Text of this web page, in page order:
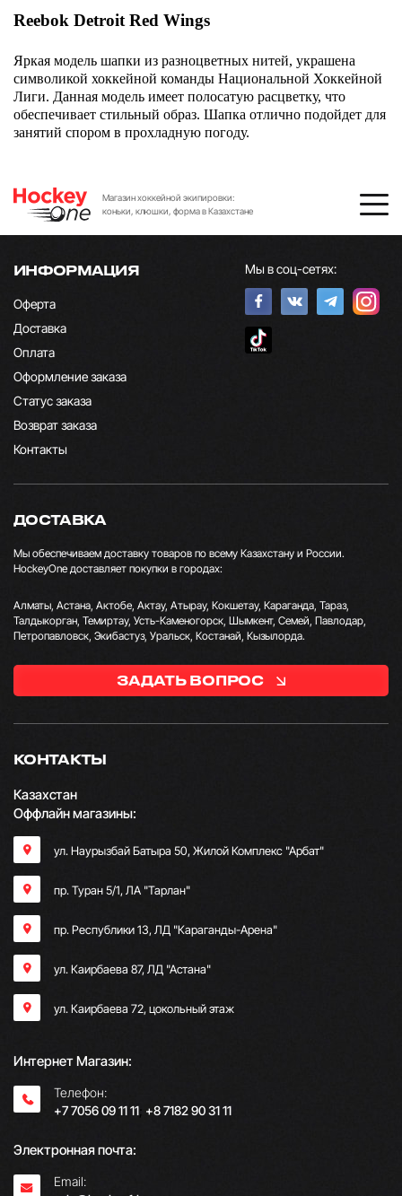
Reebok Detroit Red Wings
Яркая модель шапки из разноцветных нитей, украшена
символикой хоккейной команды Национальной Хоккейной
Лиги. Данная модель имеет полосатую расцветку, что
обеспечивает стильный образ. Шапка отлично подойдет для
занятий спором в прохладную погоду.
Магазин хоккейной экипировки:
коньки, клюшки, форма в Казахстане
ИНФОРМАЦИЯ
Оферта
Доставка
Оплата
Оформление заказа
Статус заказа
Возврат заказа
Контакты
Мы в соц-сетях:
КОНТАКТЫ
Казахстан
Оффлайн магазины:
ул. Наурызбай Батыра 50, Жилой Комплекс "Арбат"
пр. Туран 5/1, ЛА "Тарлан"
пр. Республики 13, ​ЛД "Караганды-Арена"
ул. Каирбаева 87, ЛД "Астана"
ул. Каирбаева 72, цокольный этаж
Интернет Магазин:
Телефон:
+7 7056 09 11 11; +8 7182 90 31 11
Электронная почта:
Email:
ДОСТАВКА
Мы обеспечиваем доставку товаров по всему Казахстану и России.
HockeyOne доставляет покупки в городах:
Алматы, Астана, Актобе, Актау, Атырау, Кокшетау, Караганда, Тараз,
Талдыкорган, Темиртау, Усть-Каменогорск, Шымкент, Семей, Павлодар,
Петропавловск, Экибастуз, Уральск, Костанай, Кызылорда.
ЗАДАТЬ ВОПРОС